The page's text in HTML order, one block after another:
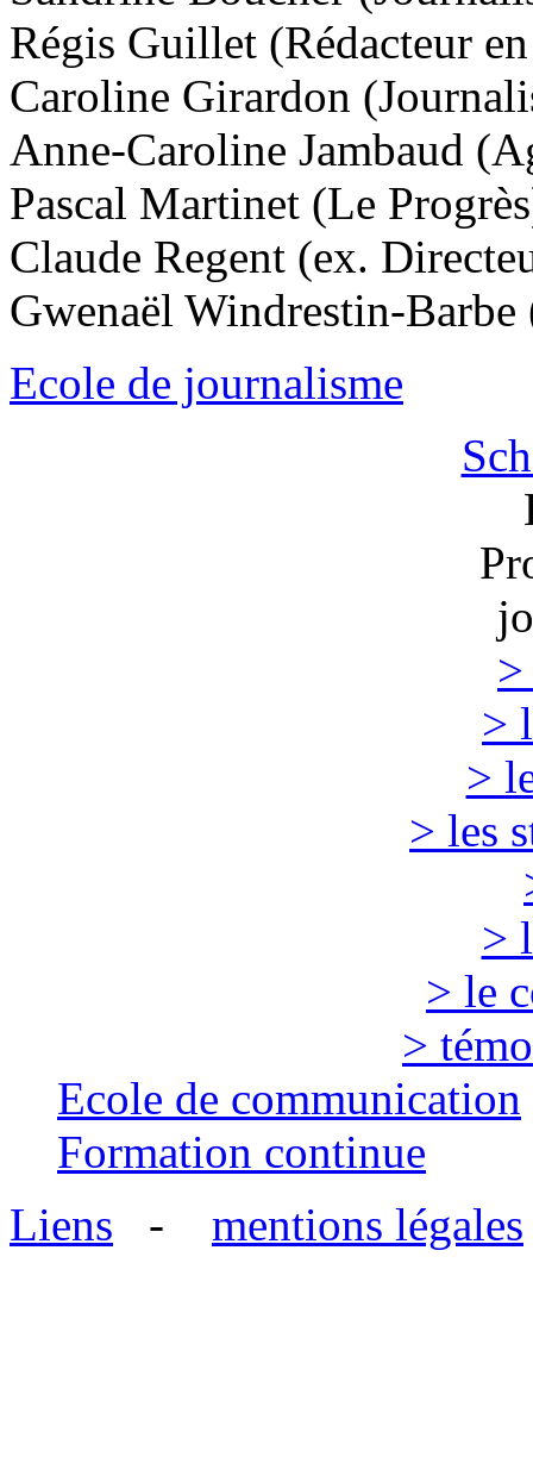
Régis Guillet (Rédacteur
Caroline Girardon
Anne-Caroline Jambaud
Pascal Martinet (Le
Claude Regent (ex.
Gwenaël Windrestin-Barbe
Ecole de journalisme
>
>
> les
>
> le
>
Ecole de communication
Formation continue
Liens - mentions légales